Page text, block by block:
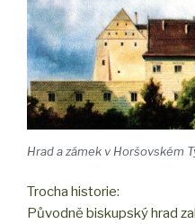
Hrad a zámek v Horšovském
Trocha historie:
Původně biskupský hrad